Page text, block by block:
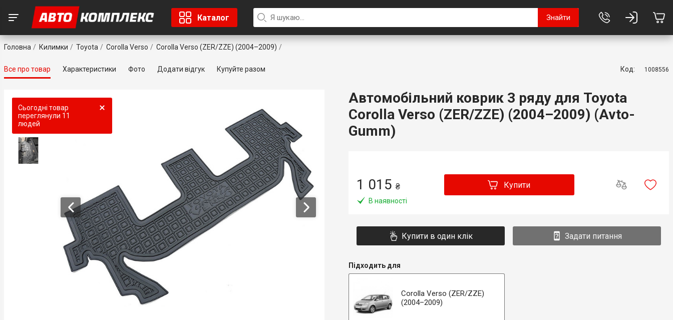
Каталог Знайти
Головна Килимки Toyota Corolla Verso Corolla Verso (ZER/ZZE) (2004–2009)
Все про товар Характеристики Фото Додати відгук Купуйте разом Код: 1008556
Сьогодні товар
переглянули 11
людей
Автомобільний коврик 3 ряду для Toyota
Corolla Verso (ZER/ZZE) (2004–2009) (Avto-
Gumm)
1 015 ₴
В наявності
Купити
Купити в один клік Задати питання
Підходить для
Corolla Verso (ZER/ZZE)
(2004–2009)